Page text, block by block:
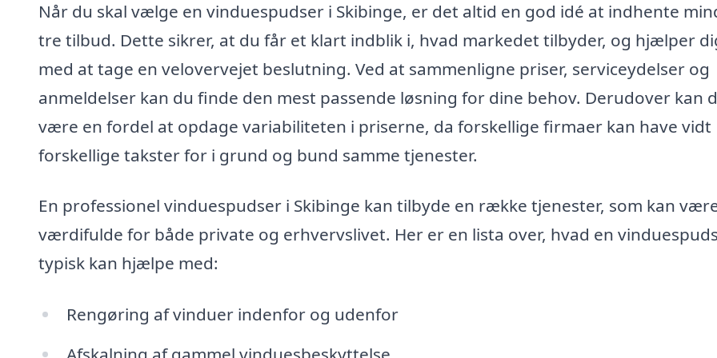
Når du skal vælge en vinduespudser i Skibinge, er det altid en god idé at indhente
tre tilbud. Dette sikrer, at du får et klart indblik i, hvad markedet tilbyder, og hjælper
med at tage en velovervejet beslutning. Ved at sammenligne priser, serviceydelser og
anmeldelser kan du finde den mest passende løsning for dine behov. Derudover kan
være en fordel at opdage variabiliteten i priserne, da forskellige firmaer kan have vidt
forskellige takster for i grund og bund samme tjenester.
En professionel vinduespudser i Skibinge kan tilbyde en række tjenester, som kan
værdifulde for både private og erhvervslivet. Her er en lista over, hvad en
typisk kan hjælpe med:
Rengøring af vinduer indenfor og udenfor